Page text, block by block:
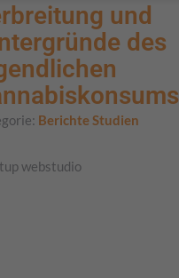
und
des
Berichte Studien
webstudio